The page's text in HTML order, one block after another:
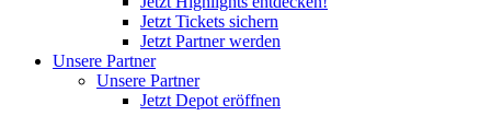
Jetzt Tickets sichern
Jetzt Partner werden
Unsere Partner
Unsere Partner
Jetzt Depot eröffnen